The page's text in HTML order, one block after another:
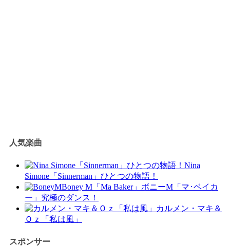
人気楽曲
Nina
Simone「Sinnerman」ひとつの物語！
Boney M「Ma Baker」ボニーM「マ･ベイカ
ー」究極のダンス！
カルメン・マキ＆
Ｏｚ「私は風」
スポンサー